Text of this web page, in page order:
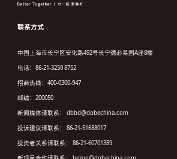
联系方式
中国上海市长宁区安化路492号长宁德必易园A座8楼
电话：86-21-3250 8752
招商热线：400-0300-947
邮编：200050
新闻媒体请联系： dbbd@dobechina.com
投诉建议请联系： 86-21-51688017
投资者关系请联系： 86-21-60701389